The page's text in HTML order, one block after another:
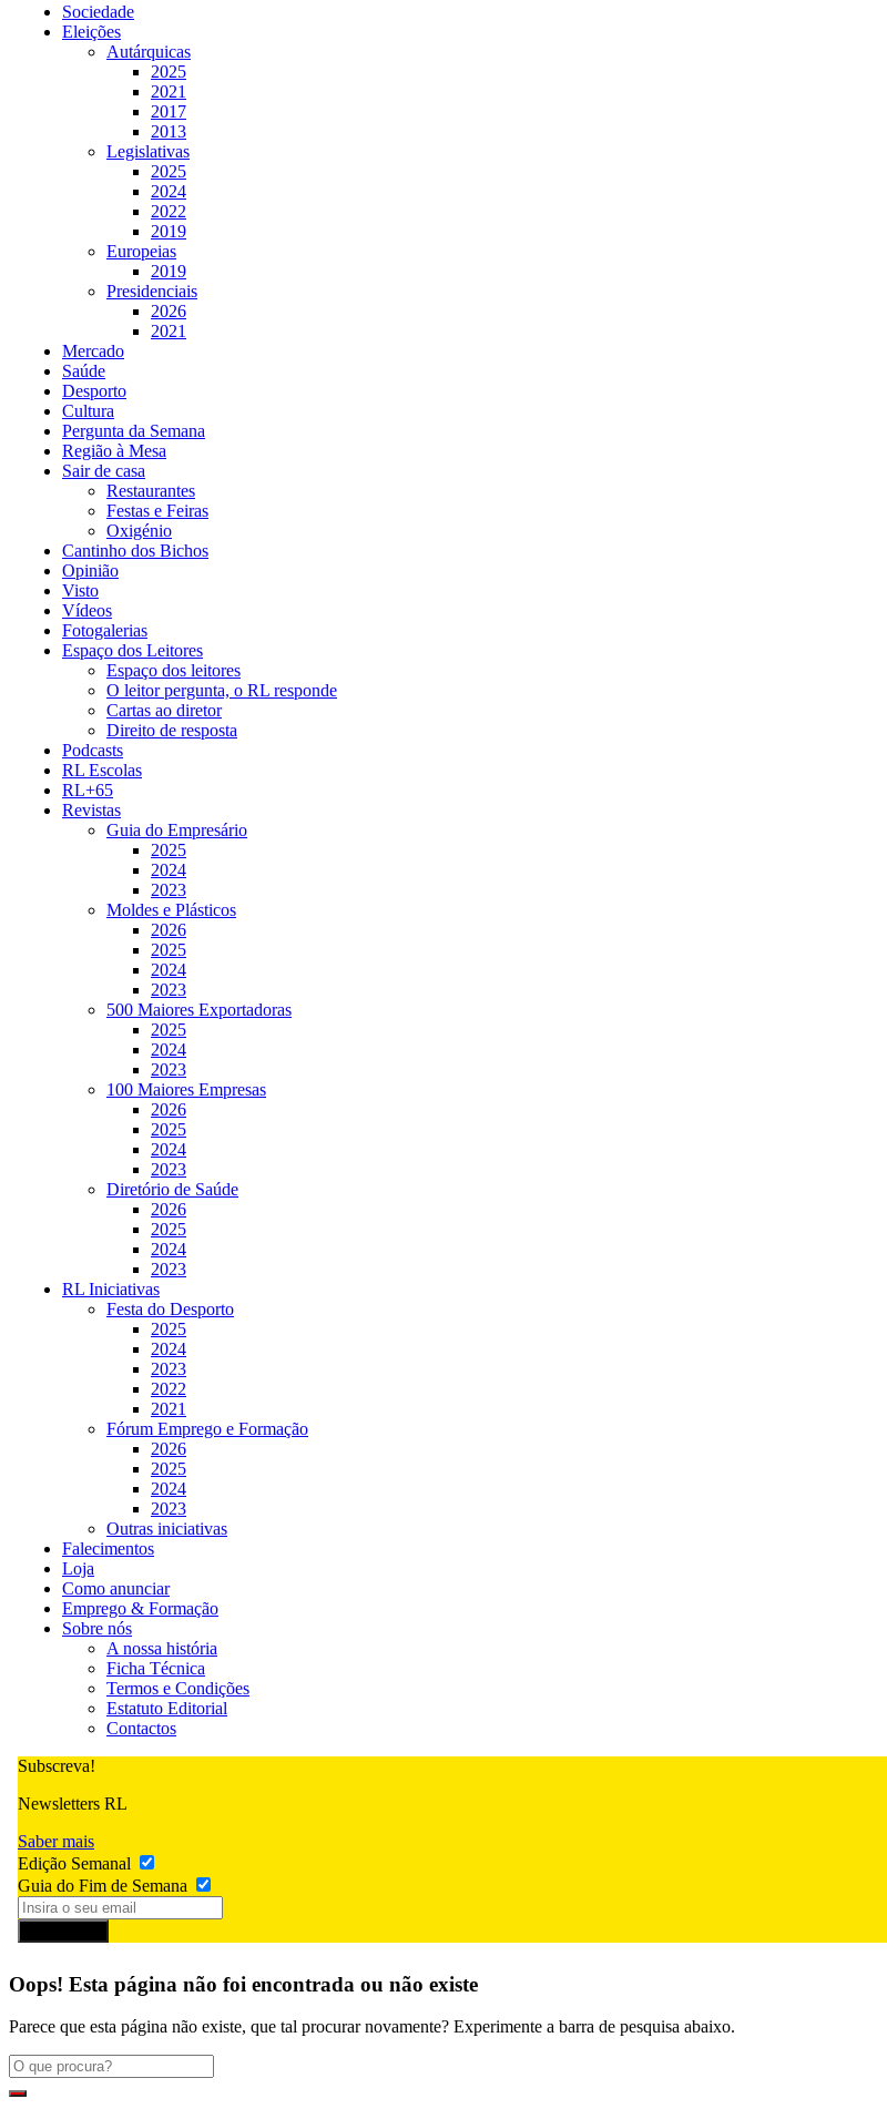
Sociedade
Eleições
Autárquicas
2025
2021
2017
2013
Legislativas
2025
2024
2022
2019
Europeias
2019
Presidenciais
2026
2021
Mercado
Saúde
Desporto
Cultura
Pergunta da Semana
Região à Mesa
Sair de casa
Restaurantes
Festas e Feiras
Oxigénio
Cantinho dos Bichos
Opinião
Visto
Vídeos
Fotogalerias
Espaço dos Leitores
Espaço dos leitores
O leitor pergunta, o RL responde
Cartas ao diretor
Direito de resposta
Podcasts
RL Escolas
RL+65
Revistas
Guia do Empresário
2025
2024
2023
Moldes e Plásticos
2026
2025
2024
2023
500 Maiores Exportadoras
2025
2024
2023
100 Maiores Empresas
2026
2025
2024
2023
Diretório de Saúde
2026
2025
2024
2023
RL Iniciativas
Festa do Desporto
2025
2024
2023
2022
2021
Fórum Emprego e Formação
2026
2025
2024
2023
Outras iniciativas
Falecimentos
Loja
Como anunciar
Emprego & Formação
Sobre nós
A nossa história
Ficha Técnica
Termos e Condições
Estatuto Editorial
Contactos
Subscreva!
Newsletters RL
Saber mais
Edição Semanal
Guia do Fim de Semana
Oops! Esta página não foi encontrada ou não existe
Parece que esta página não existe, que tal procurar novamente? Experimente a barra de pesquisa abaixo.